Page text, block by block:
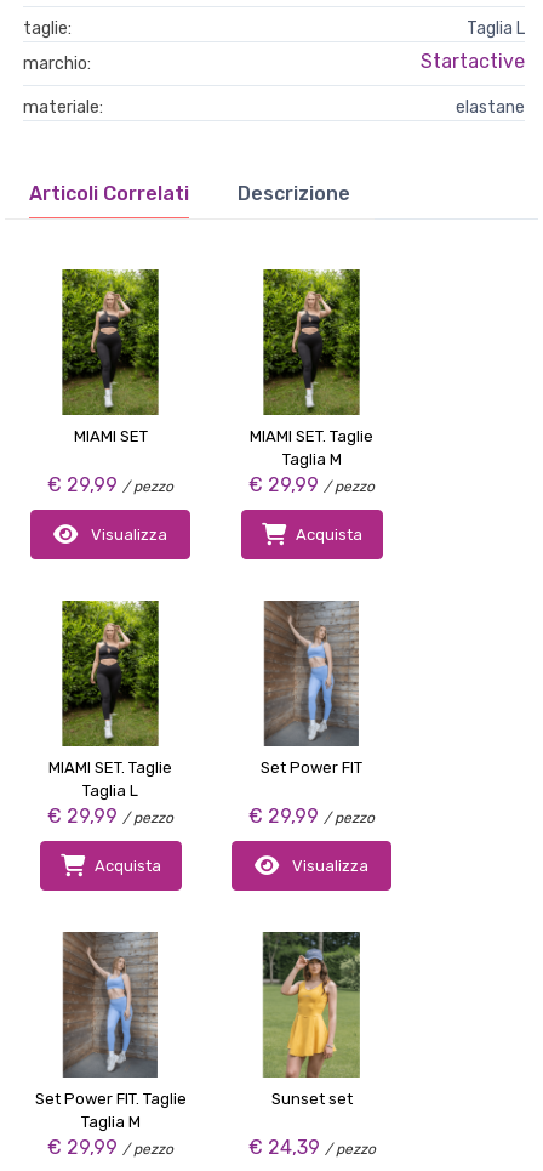
taglie:
Taglia L
marchio:
Startactive
materiale: elastane
Articoli Correlati Descrizione
MIAMI SET
€ 29,99 / pezzo
Visualizza
MIAMI SET. Taglie
Taglia M
€ 29,99 / pezzo
Acquista
MIAMI SET. Taglie
Taglia L
€ 29,99 / pezzo
Acquista
Set Power FIT
€ 29,99 / pezzo
Visualizza
Set Power FIT. Taglie
Taglia M
€ 29,99 / pezzo
Sunset set
€ 24,39 / pezzo